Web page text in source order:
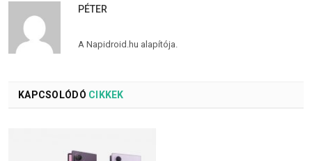
PÉTER
A Napidroid.hu alapítója.
KAPCSOLÓDÓ CIKKEK